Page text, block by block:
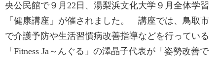
央公民館で９月22日、湯梨浜文化大学９月全体学習
「健康講座」が催されました。 講座では、鳥取市
で介護予防や生活習慣病改善指導などを行っている
「Fitness Ja～んぐる」の澤晶子代表が「姿勢改善で